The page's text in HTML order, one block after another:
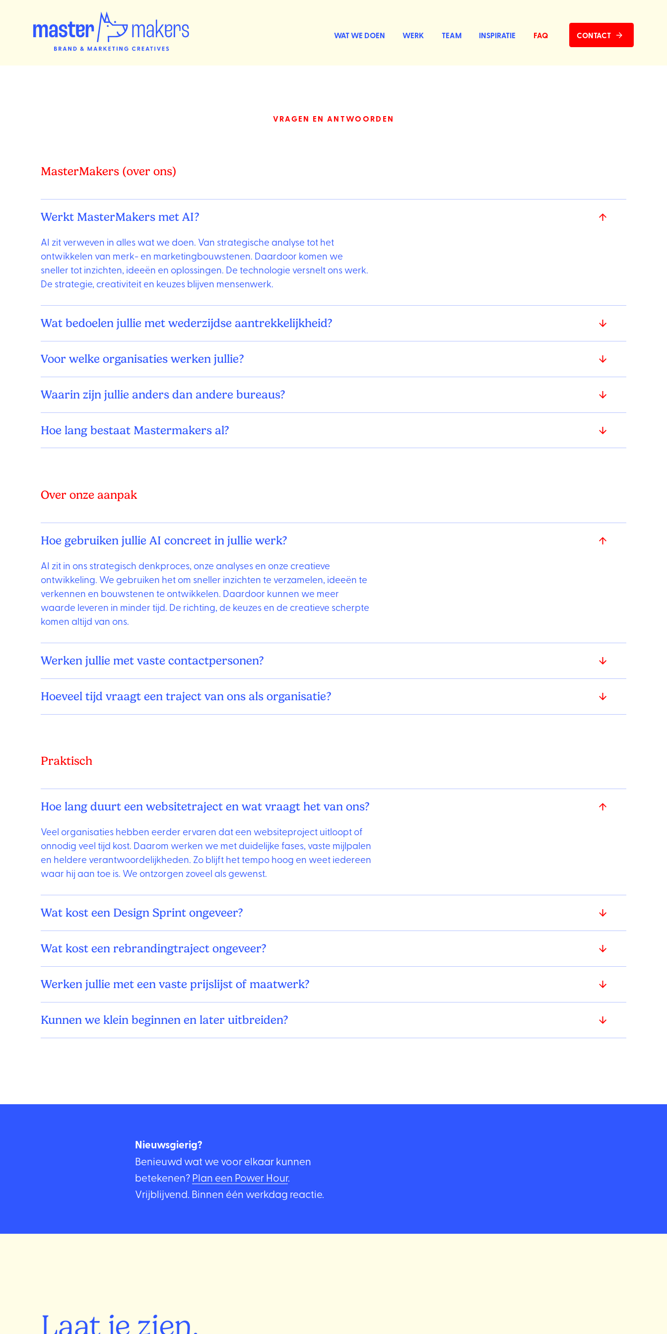
WAT WE DOEN WERK TEAM INSPIRATIE FAQ CONTACT
VRAGEN EN ANTWOORDEN
MasterMakers (over ons)
Werkt MasterMakers met AI?
AI zit verweven in alles wat we doen. Van strategische analyse tot het
ontwikkelen van merk- en marketingbouwstenen. Daardoor komen we
sneller tot inzichten, ideeën en oplossingen. De technologie versnelt ons werk.
De strategie, creativiteit en keuzes blijven mensenwerk.
Wat bedoelen jullie met wederzijdse aantrekkelijkheid?
Voor welke organisaties werken jullie?
Waarin zijn jullie anders dan andere bureaus?
Hoe lang bestaat Mastermakers al?
Over onze aanpak
Hoe gebruiken jullie AI concreet in jullie werk?
AI zit in ons strategisch denkproces, onze analyses en onze creatieve
ontwikkeling. We gebruiken het om sneller inzichten te verzamelen, ideeën te
verkennen en bouwstenen te ontwikkelen. Daardoor kunnen we meer
waarde leveren in minder tijd. De richting, de keuzes en de creatieve scherpte
komen altijd van ons.
Werken jullie met vaste contactpersonen?
Hoeveel tijd vraagt een traject van ons als organisatie?
Praktisch
Hoe lang duurt een websitetraject en wat vraagt het van ons?
Veel organisaties hebben eerder ervaren dat een websiteproject uitloopt of
onnodig veel tijd kost. Daarom werken we met duidelijke fases, vaste mijlpalen
en heldere verantwoordelijkheden. Zo blijft het tempo hoog en weet iedereen
waar hij aan toe is. We ontzorgen zoveel als gewenst.
Wat kost een Design Sprint ongeveer?
Wat kost een rebrandingtraject ongeveer?
Werken jullie met een vaste prijslijst of maatwerk?
Kunnen we klein beginnen en later uitbreiden?
Nieuwsgierig?
Benieuwd wat we voor elkaar kunnen
betekenen?Plan een Power Hour.
Vrijblijvend. Binnen één werkdag reactie.
Laat je zien,